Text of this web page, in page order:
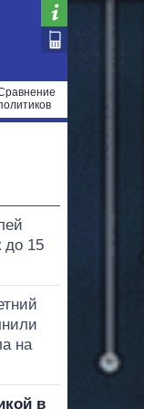
до 15
на
в